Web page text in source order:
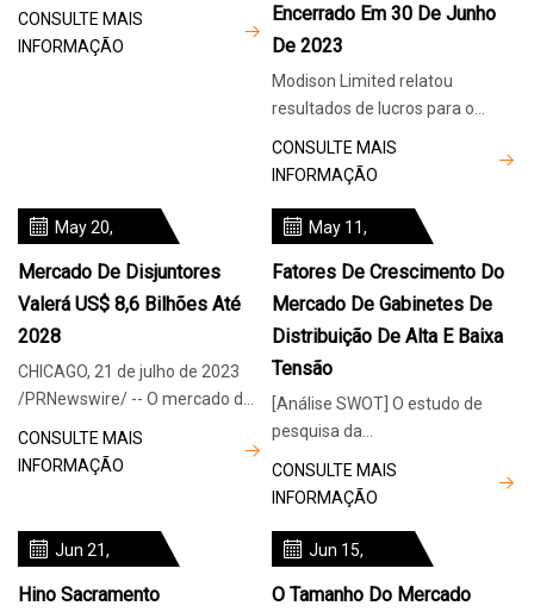
um membro ?
CONSULTE MAIS
INFORMAÇÃO
Encerrado Em 30 De Junho
De 2023
Modison Limited relatou
resultados de lucros para o
em 30 de junho de 2023. Para o
CONSULTE MAIS
INFORMAÇÃO
May 20,
Mercado De Disjuntores
Valerá US$ 8,6 Bilhões Até
2028
CHICAGO, 21 de julho de 2023
/PRNewswire/ -- O mercado de
8,6 bilhões em 2028, contra US$
CONSULTE MAIS
INFORMAÇÃO
May 11,
Fatores De Crescimento Do
Mercado De Gabinetes De
Distribuição De Alta E Baixa
Tensão
[Análise SWOT] O estudo de
pesquisa da
insights sobre otimização da
cadeia de valor, regu
CONSULTE MAIS
INFORMAÇÃO
Jun 21,
Hino Sacramento
Jun 15,
O Tamanho Do Mercado